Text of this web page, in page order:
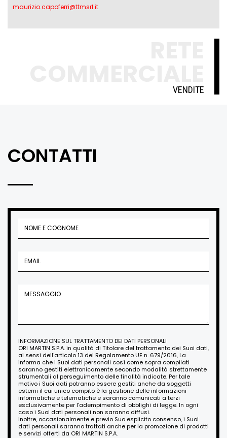
maurizio.capoferri@ttmsrl.it
VENDITE
CONTATTI
INFORMAZIONE SUL TRATTAMENTO DEI DATI PERSONALI
ORI MARTIN S.P.A. in qualità di Titolare del trattamento dei Suoi dati,
ai sensi dell'articolo 13 del Regolamento UE n. 679/2016, La
informa che i Suoi dati personali così come sopra compilati
saranno gestiti elettronicamente secondo modalità strettamente
strumentali al perseguimento delle finalità indicate. Per tale
motivo i Suoi dati potranno essere gestiti anche da soggetti
esterni il cui unico compito è la gestione delle informazioni
informatiche e telematiche e saranno comunicati a terzi
esclusivamente per l'adempimento di obblighi di legge. In ogni
caso i Suoi dati personali non saranno diffusi.
Inoltre, occasionalmente e previo Suo esplicito consenso, i Suoi
dati personali saranno trattati anche per la promozione di prodotti
e servizi offerti da ORI MARTIN S.P.A.